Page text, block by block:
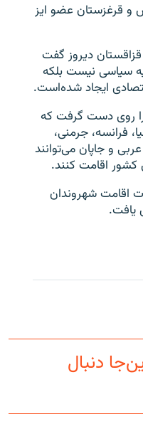
و قرغزستان عضو ایز
دیروز گفت
سیاسی نیست بلکه
ایجاد شده‌است.
اقداماتی را روی دست گرفت که
فرانسه، جرمنی،
عربی و جاپان می‌توانند
اقامت شهروندان
دنبال